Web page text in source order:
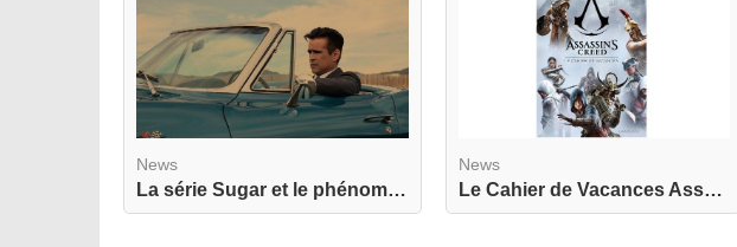
News
La série Sugar et le phénomène réel du Sugar Dat...
News
Le Cahier de Vacances Assassin's Creed actuellem...